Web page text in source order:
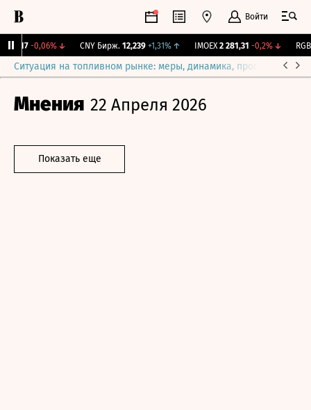
Войти
-0,06%↓ CNY Бирж. 12,239 +1,31% ↑ IMOEX 2 281,31 -0,2%↓
Ситуация на топливном рынке: меры, динамика, прогнозы
Мнения 22 Апреля 2026
Показать еще